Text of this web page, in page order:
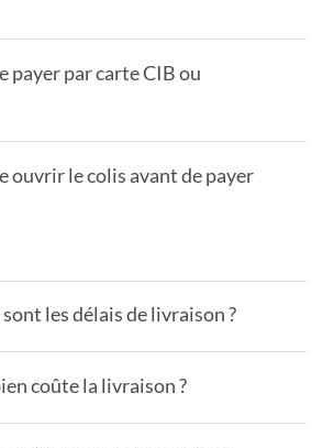
payer par carte CIB ou
ouvrir le colis avant de payer
les délais de livraison ?
coûte la livraison ?